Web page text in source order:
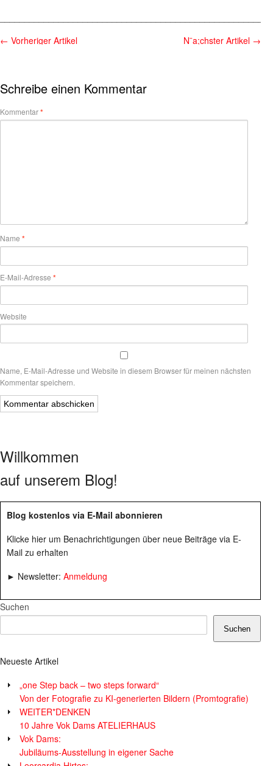
← Vorheriger Artikel N¨a;chster Artikel →
Schreibe einen Kommentar
Kommentar*
Name *
E-Mail-Adresse *
Website
Name, E-Mail-Adresse und Website in diesem Browser für meinen nächsten
Kommentar speichern.
Willkommen
auf unserem Blog!
Blog kostenlos via E-Mail abonnieren
Klicke hier um Benachrichtigungen über neue Beiträge via E-
Mail zu erhalten
► Newsletter: Anmeldung
Suchen
Suchen
Neueste Artikel
„one Step back – two steps forward“
Von der Fotografie zu KI-generierten Bildern (Promtografie)
WEITER*DENKEN
10 Jahre Vok Dams ATELIERHAUS
Vok Dams:
Jubiläums-Ausstellung in eigener Sache